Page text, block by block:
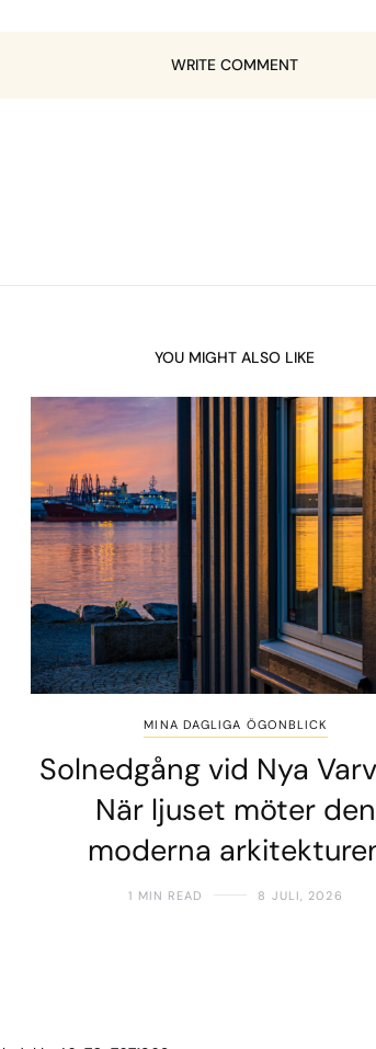
WRITE COMMENT
YOU MIGHT ALSO LIKE
MINA DAGLIGA ÖGONBLICK
Solnedgång vid Nya
När ljuset möter den
moderna
1 MIN READ 8 JULI, 2026